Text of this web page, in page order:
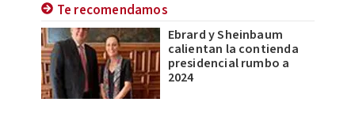
Te recomendamos
Ebrard y Sheinbaum
calientan la contienda
presidencial rumbo a
2024